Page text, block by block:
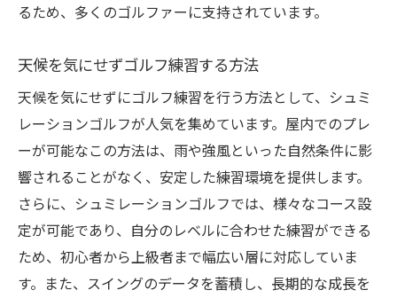
るため、多くのゴルファーに支持されています。
天候を気にせずゴルフ練習する方法
天候を気にせずにゴルフ練習を行う方法として、シュミ
レーションゴルフが人気を集めています。屋内でのプレ
ーが可能なこの方法は、雨や強風といった自然条件に影
響されることがなく、安定した練習環境を提供します。
さらに、シュミレーションゴルフでは、様々なコース設
定が可能であり、自分のレベルに合わせた練習ができる
ため、初心者から上級者まで幅広い層に対応していま
す。また、スイングのデータを蓄積し、長期的な成長を